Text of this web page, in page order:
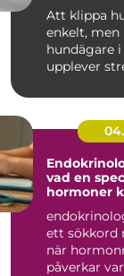
Att klippa
enkelt, men
hundägare
upplever
vad en
hormoner
ett sökkord
när
påverkar